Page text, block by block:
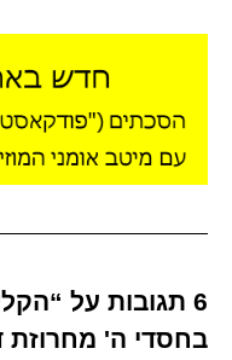
6 תגובות על
בחסדי ה' מחרוזת